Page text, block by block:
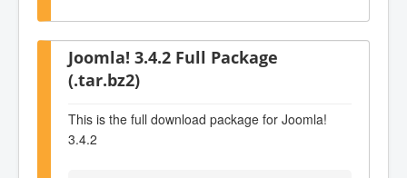
Joomla! 3.4.2 Full Package
(.tar.bz2)
This is the full download package for Joomla!
3.4.2